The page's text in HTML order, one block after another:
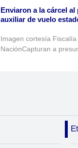
Enviaron a la cárcel
auxiliar de vuelo
Imagen cortesía
NaciónCapturan a